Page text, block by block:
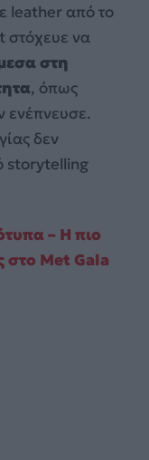
leather από το
στόχευε να
στη
, όπως
ενέπνευσε.
δεν
storytelling
– Η πιο
στο Met Gala